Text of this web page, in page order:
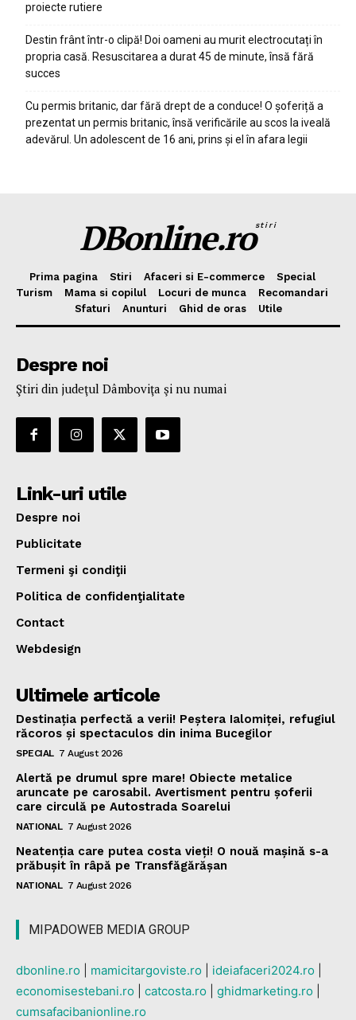
proiecte rutiere
Destin frânt într-o clipă! Doi oameni au murit electrocutați în
propria casă. Resuscitarea a durat 45 de minute, însă fără
succes
Cu permis britanic, dar fără drept de a conduce! O șoferiță a
prezentat un permis britanic, însă verificările au scos la iveală
adevărul. Un adolescent de 16 ani, prins și el în afara legii
DBonline.rostiri
Prima pagina Stiri Afaceri si E-commerce
Special
Turism
Mama si copilul Locuri de munca
Recomandari
Sfaturi
Anunturi Ghid de oras Utile
Despre noi
Ştiri din judeţul Dâmboviţa şi nu numai
Link-uri utile
Despre noi
Publicitate
Termeni şi condiţii
Politica de confidenţialitate
Contact
Webdesign
Ultimele articole
Destinația perfectă a verii! Peștera Ialomiței, refugiul
răcoros și spectaculos din inima Bucegilor
SPECIAL 7 August 2026
Alertă pe drumul spre mare! Obiecte metalice
aruncate pe carosabil. Avertisment pentru șoferii
care circulă pe Autostrada Soarelui
NATIONAL 7 August 2026
Neatenția care putea costa vieți! O nouă mașină s-a
prăbușit în râpă pe Transfăgărășan
NATIONAL 7 August 2026
MIPADOWEB MEDIA GROUP
dbonline.ro mamicitargoviste.ro ideiafaceri2024.ro
economisestebani.ro
catcosta.ro ghidmarketing.ro
cumsafacibanionline.ro